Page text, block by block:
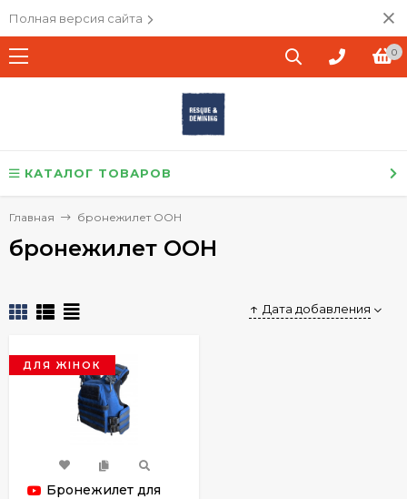
Полная версия сайта
0
КАТАЛОГ ТОВАРОВ
Главная бронежилет ООН
бронежилет ООН
Дата добавления
ДЛЯ ЖІНОК
Бронежилет для